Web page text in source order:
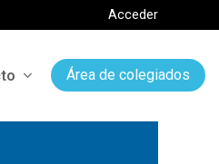
Acceder
Área de colegiados